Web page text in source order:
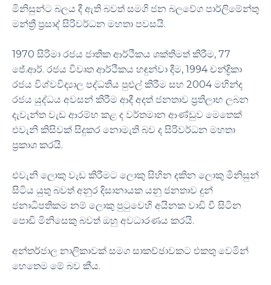
මිනිසුන්ට බලය දී ඇති බවත් සමගි ජන බලවේග පාර්ලිමේන්තු
මන්ත්‍රී ප්‍රසාද් සිරිවර්ධන මහතා පවසයි.
1970 සිරිමා රජය ජාතික ආර්ථිකය ශක්තිමත් කිරීම, 77
ජේ.ආර්. රජය විවෘත ආර්ථිකය හඳුන්වා දීම, 1994 චන්ද්‍රිකා
රජය විශ්වවිද්‍යාල පද්ධතිය පුළුල් කිරීම සහ 2004 මහින්ද
රජය යුද්ධය අවසන් කිරීම ආදී අදත් ජනතාව ප්‍රතිලාභ ලබන
දැවැන්ත වැඩ ආරම්භ කළ ද වර්තමාන ආණ්ඩුව මෙතෙක්
එවැනි කිසිවක් සිදුකර නොමැති බව ද සිරිවර්ධන මහතා
ප්‍රකාශ කරයි.
එවැනි ලොකු වැඩ කිරීමට ලොකු සිහින දකින ලොකු මිනිසුන්
සිටිය යුතු බවත් අනුර දිසානායක යනු ජනතාව දුන්
ජනාධිපතිකම නම් ලොකු පුටුවෙහි අයිනක වාඩි වී සිටින
පොඩි මිනිසෙකු බවත් ඔහු අවධාරණය කරයි.
අන්තර්ජාල නාලිකාවක් සමග සාකච්ඡාවකට එකතු වෙමින්
හෙතෙම මේ බව කීය.